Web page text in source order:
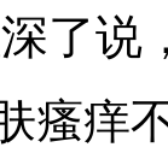
了说
瘙痒